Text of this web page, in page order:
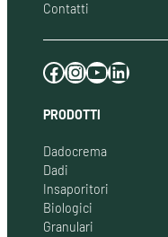
Contatti
Facebook Instagram YouTube LinkedIn
PRODOTTI
Dadocrema
Dadi
Insaporitori
Biologici
Granulari